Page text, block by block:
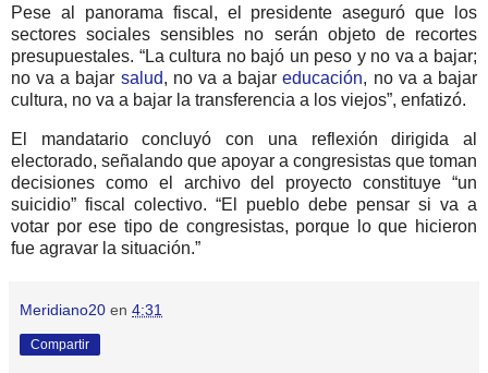
Pese al panorama fiscal, el presidente aseguró que los
sectores sociales sensibles no serán objeto de recortes
presupuestales. “La cultura no bajó un peso y no va a bajar;
no va a bajar salud, no va a bajareducación, no va a bajar
cultura, no va a bajar la transferencia a los viejos”, enfatizó.
El mandatario concluyó con una reflexión dirigida al
electorado, señalando que apoyar a congresistas que toman
decisiones como el archivo del proyecto constituye “un
suicidio” fiscal colectivo. “El pueblo debe pensar si va a
votar por ese tipo de congresistas, porque lo que hicieron
fue agravar la situación.”
Meridiano20 en 4:31
Compartir